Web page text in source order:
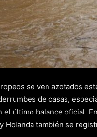
se ven azotados
de casas,
el último balance oficial.
Holanda también se